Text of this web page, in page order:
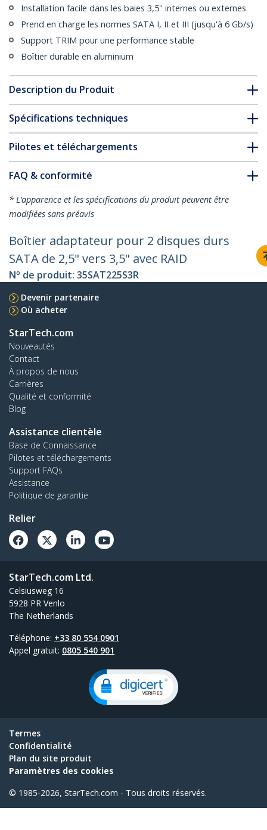
Installation facile dans les baies 3,5'' internes ou externes
Prend en charge les normes SATA I, II et III (jusqu'à 6 Gb/s)
Support TRIM pour une performance stable
Boîtier durable en aluminium
Description du Produit
Spécifications techniques
Pilotes et téléchargements
FAQ & conformité
* L’apparence et les spécifications du produit peuvent être
modifiées sans préavis
Boîtier adaptateur pour 2 disques durs
SATA de 2,5" vers 3,5" avec RAID
Nº de produit: 35SAT225S3R
Devenir partenaire
Où acheter
StarTech.com
Nouveautés
Contact
À propos de nous
Carrières
Qualité et conformité
Blog
Assistance clientèle
Base de Connaissance
Pilotes et téléchargements
Support FAQs
Assistance
Politique de garantie
Relier
StarTech.com Ltd.
Celsiusweg 16
5928 PR Venlo
The Netherlands
Téléphone: +33 80 554 0901
Appel gratuit: 0805 540 901
Termes
Confidentialité
Plan du site produit
Paramètres des cookies
© 1985-2026, StarTech.com - Tous droits réservés.